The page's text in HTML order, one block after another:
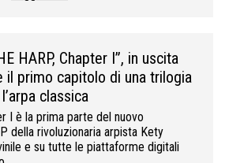
HARP, Chapter I”, in uscita
il primo capitolo di una trilogia
classica
I è la prima parte del nuovo
della rivoluzionaria arpista Kety
e su tutte le piattaforme digitali